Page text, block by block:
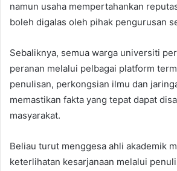
namun usaha mempertahankan
boleh digalas oleh pihak pengurusan
Sebaliknya, semua warga universiti
peranan melalui pelbagai platform
penulisan, perkongsian ilmu dan
memastikan fakta yang tepat dapat
masyarakat.
Beliau turut menggesa ahli akademik
keterlihatan kesarjanaan melalui